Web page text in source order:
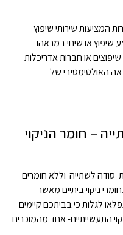
המציעות שירותי שיפוץ
שיפוץ או שינוי במראהו
או חברות אדריכלות
האולטימטיבי של
– חומר הניקוי
סודה לשתייה וללא חומרים
ניקוי ביתיים מאשר
לגלות כי בביתכם קיימים
התעשייתיים- אחד מהמוכרים